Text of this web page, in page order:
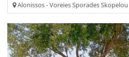
Alonissos - Voreies Sporades Skopelou